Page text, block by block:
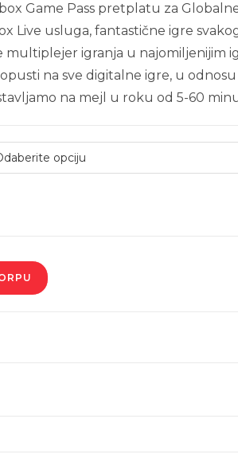
Game Pass pretplatu za
Live usluga, fantastične igre
multiplejer igranja u najomiljenijim
na sve digitalne igre, u
na mejl u roku od 5-60